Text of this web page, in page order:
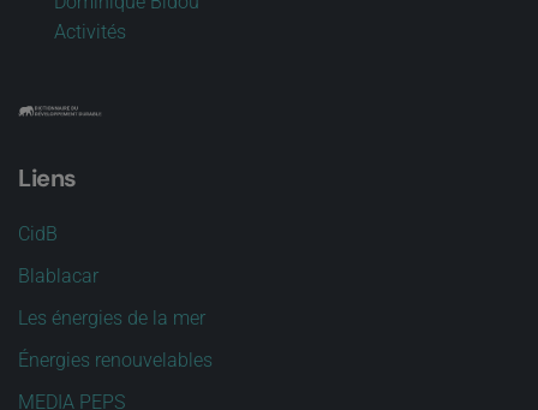
Activités
Liens
CidB
Blablacar
Les énergies de la mer
Énergies renouvelables
MEDIA PEPS